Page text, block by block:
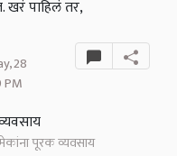
पाहिलं तर,
28
पूरक व्यवसाय